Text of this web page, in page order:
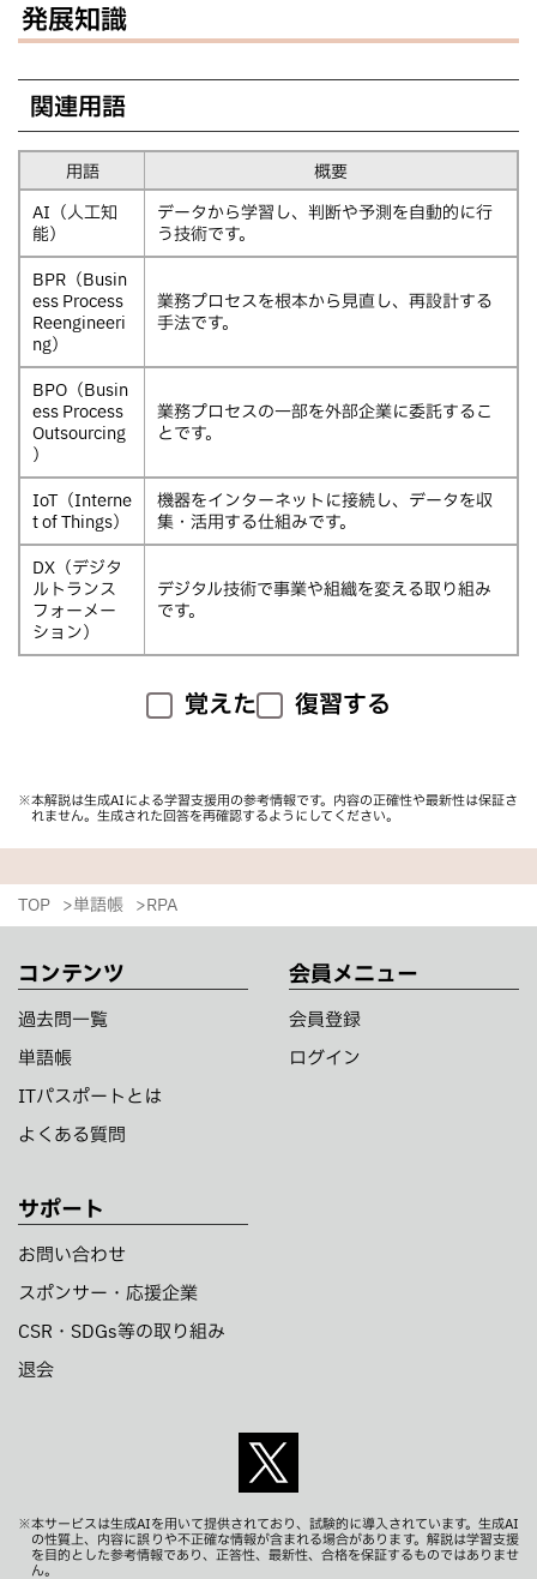
発展知識
関連用語
用語
概要
AI（人工知
能）
データから学習し、判断や予測を自動的に行
う技術です。
BPR（Busin
ess Process
Reengineeri
ng）
業務プロセスを根本から見直し、再設計する
手法です。
BPO（Busin
ess Process
Outsourcing
）
業務プロセスの一部を外部企業に委託するこ
とです。
IoT（Interne
t of Things）
機器をインターネットに接続し、データを収
集・活用する仕組みです。
DX（デジタ
ルトランス
フォーメー
ション）
デジタル技術で事業や組織を変える取り組み
です。
覚えた 復習する
※本解説は生成AIによる学習支援用の参考情報です。内容の正確性や最新性は保証さ
れません。生成された回答を再確認するようにしてください。
TOP 単語帳 RPA
コンテンツ
過去問一覧
単語帳
ITパスポートとは
よくある質問
会員メニュー
会員登録
ログイン
サポート
お問い合わせ
スポンサー・応援企業
CSR・SDGs等の取り組み
退会
※本サービスは生成AIを用いて提供されており、試験的に導入されています。生成AI
の性質上、内容に誤りや不正確な情報が含まれる場合があります。解説は学習支援
を目的とした参考情報であり、正答性、最新性、合格を保証するものではありませ
ん。